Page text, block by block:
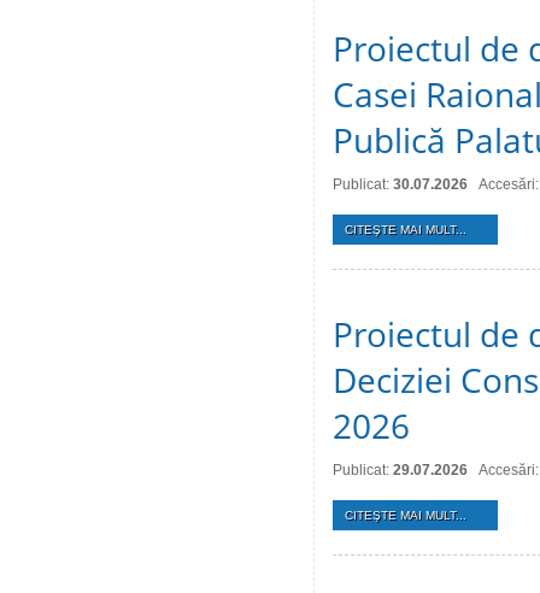
Proiectul de
Casei
Publică
Publicat: 30.07.2026
CITEŞTE MAI MULT...
Proiectul de
Deciziei
2026
Publicat: 29.07.2026
CITEŞTE MAI MULT...